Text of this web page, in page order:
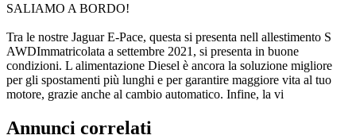
SALIAMO A BORDO!
Tra le nostre Jaguar E-Pace, questa si presenta nell allestimento S
AWDImmatricolata a settembre 2021, si presenta in buone
condizioni. L alimentazione Diesel è ancora la soluzione migliore
per gli spostamenti più lunghi e per garantire maggiore vita al tuo
motore, grazie anche al cambio automatico. Infine, la vi
Annunci correlati